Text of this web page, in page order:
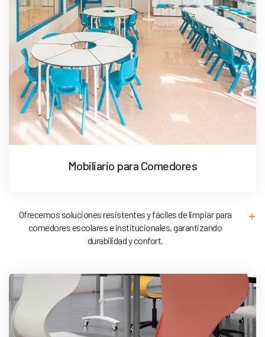
Mobiliario para Comedores
Ofrecemos soluciones resistentes y fáciles de limpiar para
comedores escolares e institucionales, garantizando
durabilidad y confort.